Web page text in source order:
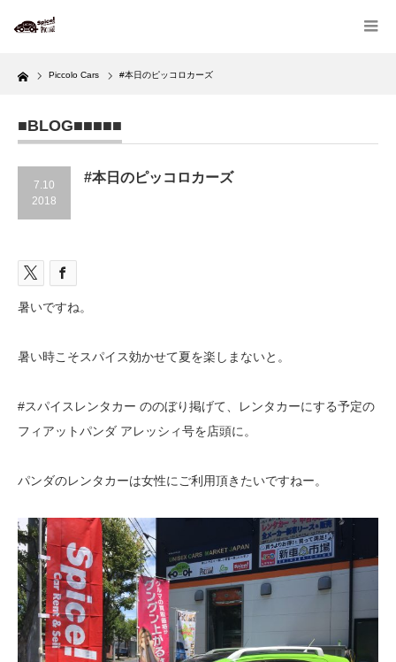
Home Piccolo Cars #本日のピッコロカーズ
■BLOG■■■■■
7.10
2018
#本日のピッコロカーズ
暑いですね。
暑い時こそスパイス効かせて夏を楽しまないと。
#スパイスレンタカー ののぼり掲げて、レンタカーにする予定の
フィアットパンダ アレッシィ号を店頭に。
パンダのレンタカーは女性にご利用頂きたいですねー。